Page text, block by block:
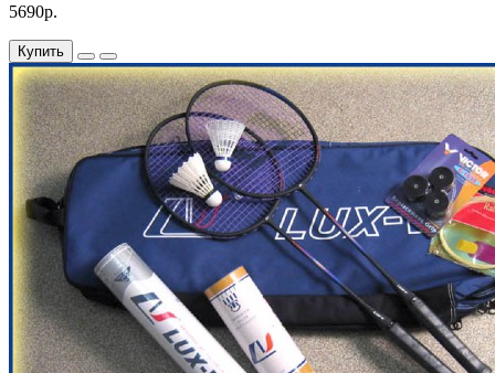
5690р.
Купить